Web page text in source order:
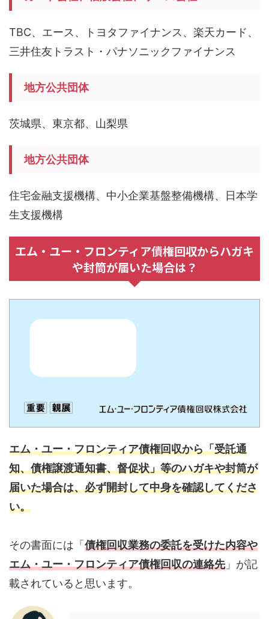
TBC、エース、トヨタファイナンス、楽天カード、
三井住友トラスト・パナソニックファイナンス
地方公共団体
茨城県、東京都、山梨県
地方公共団体
住宅金融支援機構、中小企業基盤整備機構、日本学
生支援機構
エム・ユー・フロンティア債権回収からハガキ
や封筒が届いた場合は？
エム・ユー・フロンティア債権回収から「受託通
知、債権譲渡通知書、督促状」等のハガキや封筒が
届いた場合は、必ず開封して中身を確認してくださ
い。
その書面には「 債権回収業務の委託を受けた内容や
エム・ユー・フロンティア債権回収の連絡先」が記
載されていると思います。